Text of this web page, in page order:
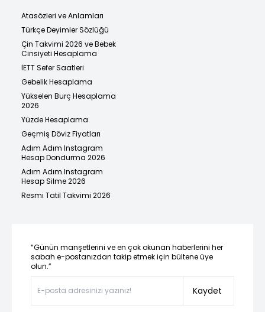
Atasözleri ve Anlamları
Türkçe Deyimler Sözlüğü
Çin Takvimi 2026 ve Bebek
Cinsiyeti Hesaplama
İETT Sefer Saatleri
Gebelik Hesaplama
Yükselen Burç Hesaplama
2026
Yüzde Hesaplama
Geçmiş Döviz Fiyatları
Adım Adım Instagram
Hesap Dondurma 2026
Adım Adım Instagram
Hesap Silme 2026
Resmi Tatil Takvimi 2026
“Günün manşetlerini ve en çok okunan haberlerini her
sabah e-postanızdan takip etmek için bültene üye
olun.”
Kaydet